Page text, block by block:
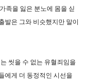
족을 잃은 분노에 몸을 싣
발은 그와 비슷했지만 말이
씻을 수 없는 유혈죄임을
에게 더 동정적인 시선을